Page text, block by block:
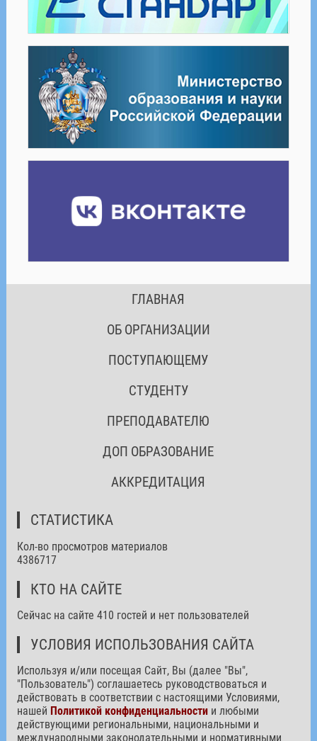
ГЛАВНАЯ
ОБ ОРГАНИЗАЦИИ
ПОСТУПАЮЩЕМУ
СТУДЕНТУ
ПРЕПОДАВАТЕЛЮ
ДОП ОБРАЗОВАНИЕ
АККРЕДИТАЦИЯ
СТАТИСТИКА
Кол-во просмотров материалов
4386717
КТО НА САЙТЕ
Сейчас на сайте 410 гостей и нет пользователей
УСЛОВИЯ ИСПОЛЬЗОВАНИЯ САЙТА
Используя и/или посещая Сайт, Вы (далее "Вы",
"Пользователь") соглашаетесь руководствоваться и
действовать в соответствии с настоящими Условиями,
нашей Политикой конфиденциальностии любыми
действующими региональными, национальными и
международными законодательными и нормативными